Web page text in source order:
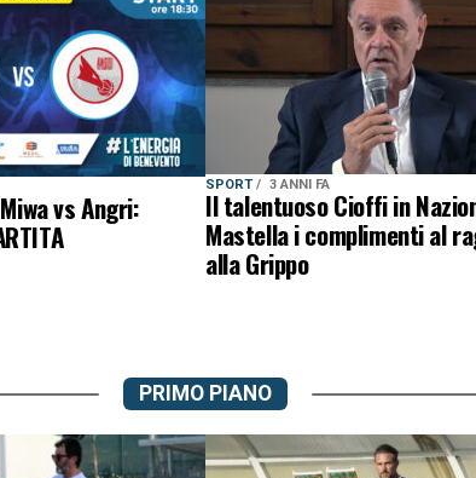
vs Angri:
SPORT 3 ANNI FA
Il talentuoso Cioffi in
Mastella i complimenti al
alla Grippo
PRIMO PIANO